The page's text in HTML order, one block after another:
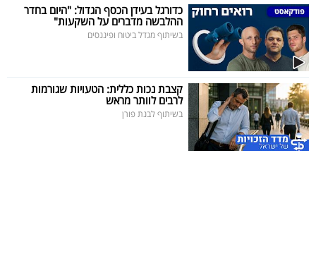
כדורגל בעידן הכסף הגדול: "היום בחדר
ההלבשה מדברים על השקעות"
בשיתוף מגדל ביטוח ופיננסים
קצבת נכות כללית: הטעויות שגורמות
לרבים לוותר מראש
בשיתוף לבנת פורן